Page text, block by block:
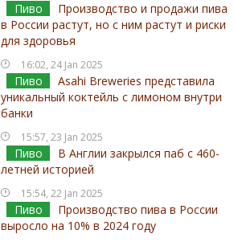
Пиво
Производство и продажи пива
в России растут, но с ним растут и риски
для здоровья
16:02, 24 Jan 2025
Пиво
Asahi Breweries представила
уникальный коктейль с лимоном внутри
банки
15:57, 23 Jan 2025
Пиво
В Англии закрылся паб с 460-
летней историей
15:54, 22 Jan 2025
Пиво
Производство пива в России
выросло на 10% в 2024 году